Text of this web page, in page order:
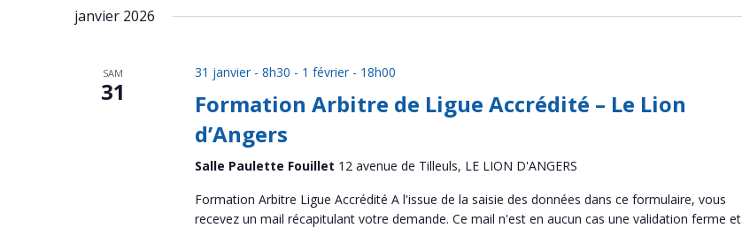
janvier 2026
SAM
31
31 janvier - 8h30 - 1 février - 18h00
Formation Arbitre de Ligue Accrédité – Le Lion
d’Angers
Salle Paulette Fouillet 12 avenue de Tilleuls, LE LION D'ANGERS
Formation Arbitre Ligue Accrédité A l'issue de la saisie des données dans ce formulaire, vous
recevez un mail récapitulant votre demande. Ce mail n'est en aucun cas une validation ferme et